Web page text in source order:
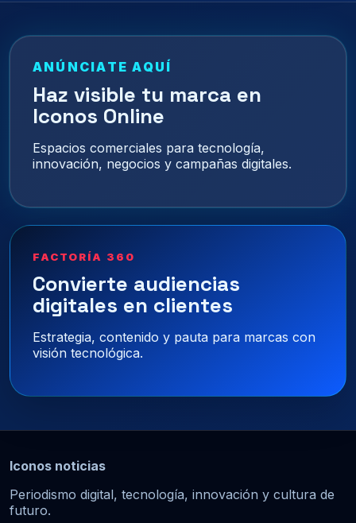
ANÚNCIATE AQUÍ
Haz visible tu marca en
Iconos Online
Espacios comerciales para tecnología,
innovación, negocios y campañas digitales.
FACTORÍA 360
Convierte audiencias
digitales en clientes
Estrategia, contenido y pauta para marcas con
visión tecnológica.
Iconos noticias
Periodismo digital, tecnología, innovación y cultura de
futuro.